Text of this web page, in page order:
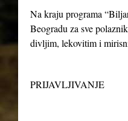
Na kraju programa
Beogradu za sve
divljim, lekovitim i
PRIJAVLJIVANJE